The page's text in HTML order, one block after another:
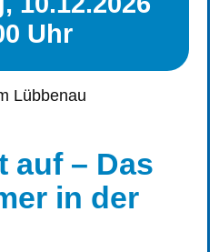
Uhr
Lübbenau
auf – Das
in der